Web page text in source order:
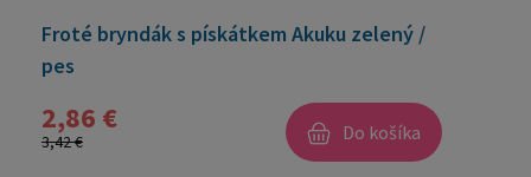
Froté bryndák s pískátkem Akuku zelený /
pes
2,86 €
3,42 € Do košíka